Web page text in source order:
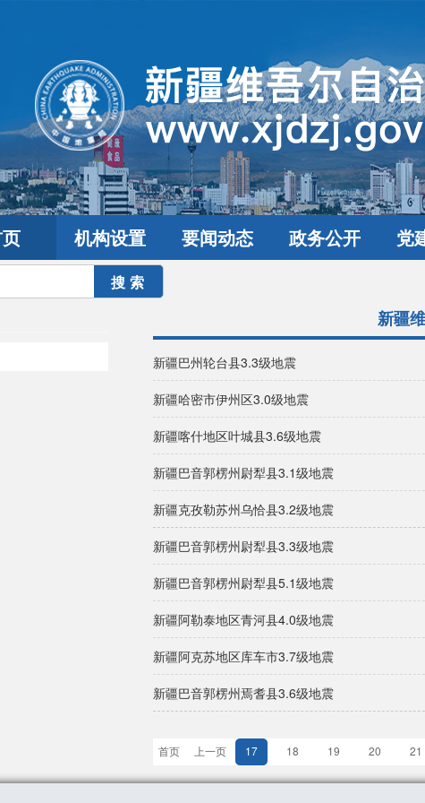
机构设置 要闻动态 政务公开 党
道 新疆震讯
新疆
新疆巴州轮台县3.3级地震
新疆哈密市伊州区3.0级地震
新疆喀什地区叶城县3.6级地震
新疆巴音郭楞州尉犁县3.1级地震
新疆克孜勒苏州乌恰县3.2级地震
新疆巴音郭楞州尉犁县3.3级地震
新疆巴音郭楞州尉犁县5.1级地震
新疆阿勒泰地区青河县4.0级地震
新疆阿克苏地区库车市3.7级地震
新疆巴音郭楞州焉耆县3.6级地震
首页 上一页 17 18 19 20 21